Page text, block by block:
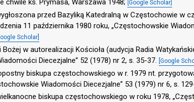
chwile ks. Prymasa, Warszawa 1948; [Google Scholar]
przed Bazyliką Katedralną w Częstochowie w
11 października 1980 roku, „Częstochowskie
Scholar]
Bożej w autorealizacji Kościoła (audycja Radia
Diecezjalne” 52 (1978) nr 2, s. 35-37. [Google
biskupa częstochowskiego w r. 1979 nt.
Wiadomości Diecezjalne” 53 (1979) nr 6, s.
biskupa częstochowskiego w roku 1978,